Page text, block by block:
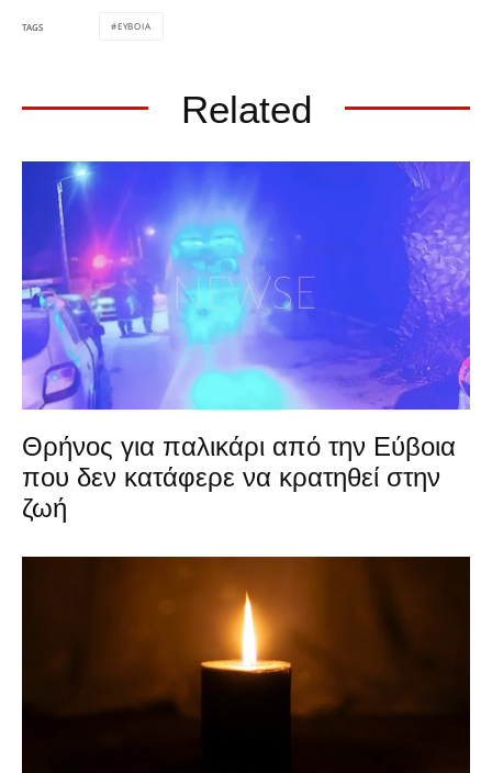
TAGS ΕΥΒΟΙΑ
Related
Θρήνος για παλικάρι από την Εύβοια
που δεν κατάφερε να κρατηθεί στην
ζωή